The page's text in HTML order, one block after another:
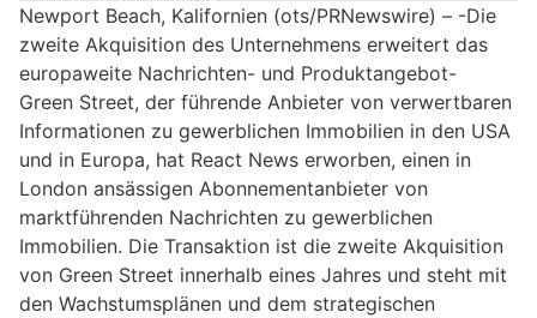
Newport Beach, Kalifornien (ots/PRNewswire) – -Die
zweite Akquisition des Unternehmens erweitert das
europaweite Nachrichten- und Produktangebot-
Green Street, der führende Anbieter von verwertbaren
Informationen zu gewerblichen Immobilien in den USA
und in Europa, hat React News erworben, einen in
London ansässigen Abonnementanbieter von
marktführenden Nachrichten zu gewerblichen
Immobilien. Die Transaktion ist die zweite Akquisition
von Green Street innerhalb eines Jahres und steht mit
den Wachstumsplänen und dem strategischen